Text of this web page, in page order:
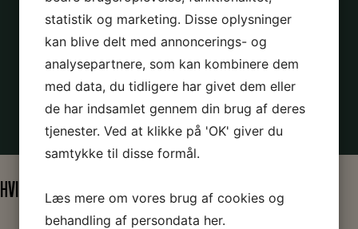
timers arbejdsdagen
Gå på opdagelse i 1. maj taler i ABA’s Arkiv
Læs om Jens Jensen og 1. maj
Læs Nina Bangs artikel “Til Kvinderne” om 8
timers arbejdsdag
HVIS DU SYNES, EMNET ER SPÆNDENDE
statistik og marketing. Disse oplysninger
kan blive delt med annoncerings- og
analysepartnere, som kan kombinere dem
med data, du tidligere har givet dem eller
de har indsamlet gennem din brug af deres
tjenester. Ved at klikke på 'OK' giver du
samtykke til disse formål.
Læs mere om vores brug af cookies og
behandling af persondata her.